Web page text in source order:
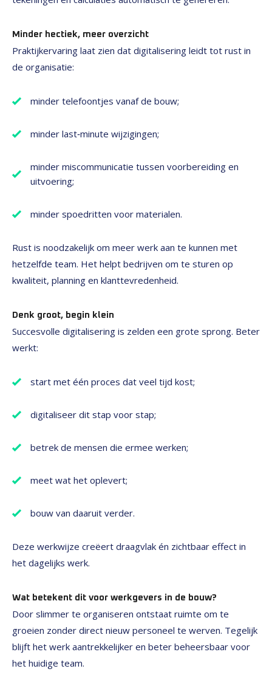
Minder hectiek, meer overzicht
Praktijkervaring laat zien dat digitalisering leidt tot rust in
de organisatie:
minder telefoontjes vanaf de bouw;
minder last‑minute wijzigingen;
minder miscommunicatie tussen voorbereiding en
uitvoering;
minder spoedritten voor materialen.
Rust is noodzakelijk om meer werk aan te kunnen met
hetzelfde team. Het helpt bedrijven om te sturen op
kwaliteit, planning en klanttevredenheid.
Denk groot, begin klein
Succesvolle digitalisering is zelden een grote sprong. Beter
werkt:
start met één proces dat veel tijd kost;
digitaliseer dit stap voor stap;
betrek de mensen die ermee werken;
meet wat het oplevert;
bouw van daaruit verder.
Deze werkwijze creëert draagvlak én zichtbaar effect in
het dagelijks werk.
Wat betekent dit voor werkgevers in de bouw?
Door slimmer te organiseren ontstaat ruimte om te
groeien zonder direct nieuw personeel te werven. Tegelijk
blijft het werk aantrekkelijker en beter beheersbaar voor
het huidige team.